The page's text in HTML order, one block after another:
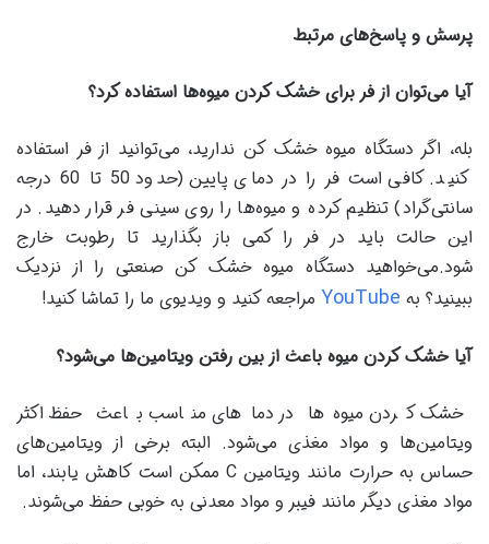
پرسش و پاسخ‌های مرتبط
آیا می‌توان از فر برای خشک کردن میوه‌ها استفاده کرد؟
بله، اگر دستگاه میوه خشک کن ندارید، می‌توانید از فر استفاده
کنید. کافی است فر را در دمای پایین (حدود 50 تا 60 درجه
سانتی‌گراد) تنظیم کرده و میوه‌ها را روی سینی فر قرار دهید. در
این حالت باید در فر را کمی باز بگذارید تا رطوبت خارج
شود.می‌خواهید دستگاه میوه خشک کن صنعتی را از نزدیک
ببینید؟ به YouTube مراجعه کنید و ویدیوی ما را تماشا کنید!
آیا خشک کردن میوه باعث از بین رفتن ویتامین‌ها می‌شود؟
خشک کردن میوه‌ها در دماهای مناسب باعث حفظ اکثر
ویتامین‌ها و مواد مغذی می‌شود. البته برخی از ویتامین‌های
حساس به حرارت مانند ویتامین C ممکن است کاهش یابند، اما
مواد مغذی دیگر مانند فیبر و مواد معدنی به خوبی حفظ می‌شوند.